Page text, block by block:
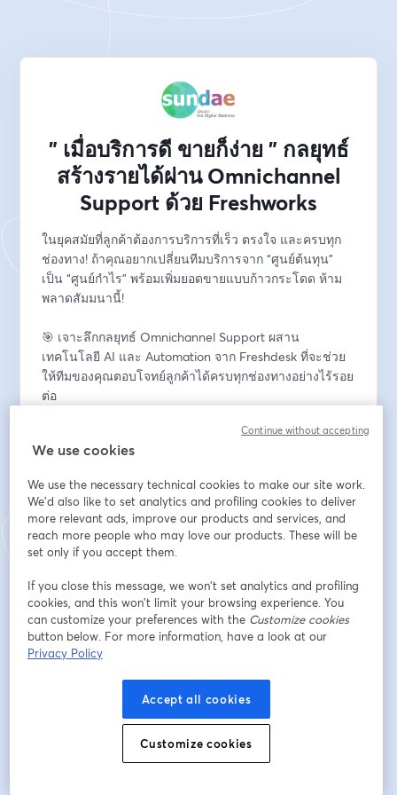
" เมื่อบริการดี ขายก็ง่าย " กลยุทธ์
สร้างรายได้ผ่าน Omnichannel
Support ด้วย Freshworks
ในยุคสมัยที่ลูกค้าต้องการบริการที่เร็ว ตรงใจ และครบทุก
ช่องทาง! ถ้าคุณอยากเปลี่ยนทีมบริการจาก “ศูนย์ต้นทุน”
เป็น “ศูนย์กำไร” พร้อมเพิ่มยอดขายแบบก้าวกระโดด ห้าม
พลาดสัมมนานี้!
🎯 เจาะลึกกลยุทธ์ Omnichannel Support ผสาน
เทคโนโลยี AI และ Automation จาก Freshdesk ที่จะช่วย
ให้ทีมของคุณตอบโจทย์ลูกค้าได้ครบทุกช่องทางอย่างไร้รอย
ต่อ
💡 พร้อมตัวอย่างจริง และเคล็ดลับที่คุณนำไปใช้ได้ทันที!
- เข้าใจภาพรวมของ Customer Service ยุคใหม่ ที่เชื่อม
โยงกับยอดขายโดยตรง
- แนวทางการออกแบบ Omnichannel Experience ที่มี
ประสิทธิภาพ
Cross-sell และสร้าง Retention
- เรียนรู้การประยุกต์ใช้ Freshdesk Omnichannel และ
Freddy AI ในองค์กร
- รับข้อเสนอพิเศษจาก Sundae Solutions สำหรับผู้เข้าร่วม
We use cookies
We use the necessary technical cookies to make our site work.
We'd also like to set analytics and profiling cookies to deliver
more relevant ads, improve our products and services, and
reach more people who may love our products. These will be
set only if you accept them.
If you close this message, we won’t set analytics and profiling
cookies, and this won’t limit your browsing experience. You
can customize your preferences with the Customize cookies
button below. For more information, have a look at our
Privacy Policy
Accept all cookies
Customize cookies
Continue without accepting